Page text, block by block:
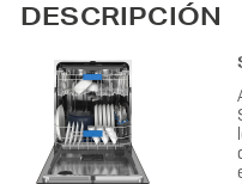
DESCRIPCIÓN